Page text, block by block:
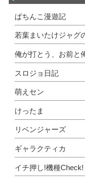
ぱちんこ漫遊記
若葉まいたけジャグ
俺が打とう、お前と
スロジョ日記
萌えセン
けったま
リベンジャーズ
ギャラクティカ
イチ押し!機種Check!